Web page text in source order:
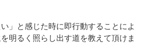
い」と感じた時に即行動することによ
明るく照らし出す道を教えて頂けま